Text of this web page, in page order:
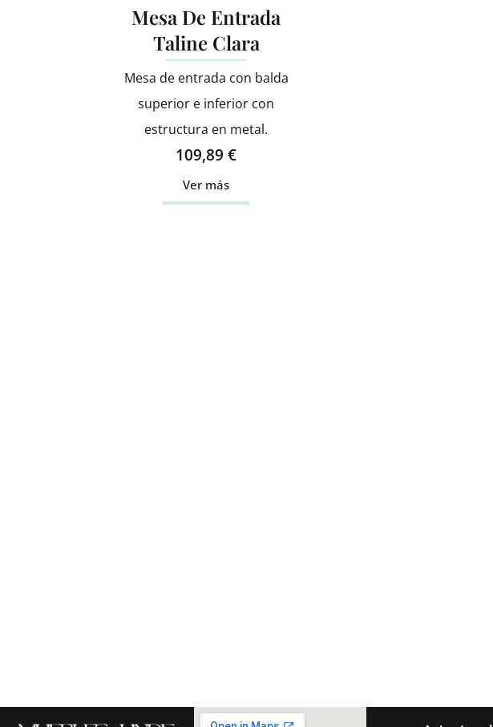
Mesa De Entrada
Taline Clara
Mesa de entrada con balda
superior e inferior con
estructura en metal.
109,89 €
Ver más